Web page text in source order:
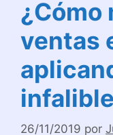
¿Cómo
ventas
26/11/2019 por